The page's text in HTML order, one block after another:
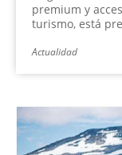
premium y
turismo, está
Actualidad